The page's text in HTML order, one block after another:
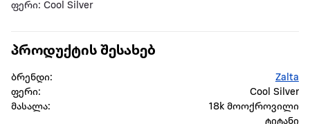
ფერი: Cool Silver
პროდუქტის შესახებ
ბრენდი:
Zalta
ფერი:
Cool Silver
მასალა:
18k მოოქროვილი
ტიტანი